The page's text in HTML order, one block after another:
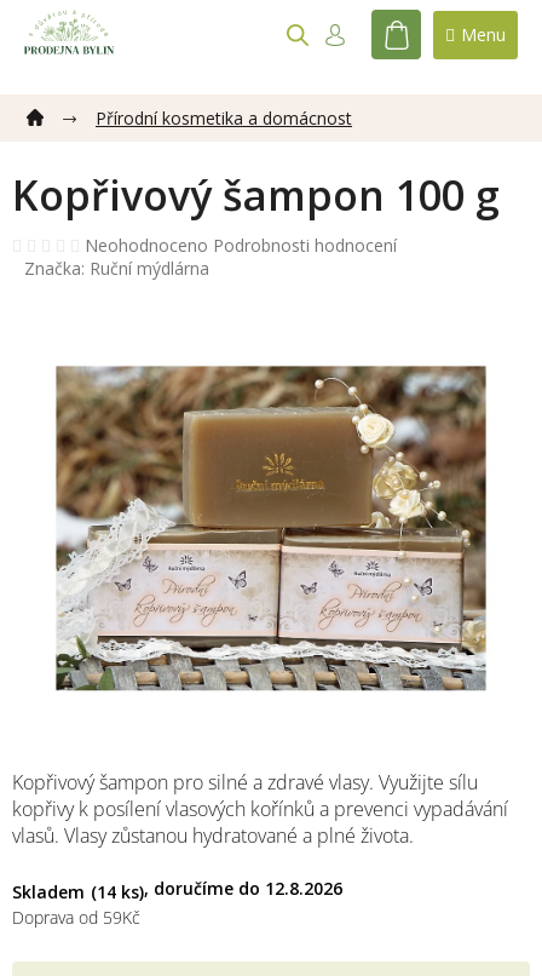
obsah
NÁKUPNÍ
Přírodní kosmetika a domácnost
Kopřivový šampon 100 g
Průměrné
hodnocení
5
hvězdiček.
Neohodnoceno Podrobnosti hodnocení
Značka: Ruční mýdlárna
Skladem (14 ks) 12.8.2026
Kopřivový šampon pro silné a zdravé vlasy. Využijte sílu
kopřivy k posílení vlasových kořínků a prevenci vypadávání
vlasů. Vlasy zůstanou hydratované a plné života.
Doprava od 59Kč